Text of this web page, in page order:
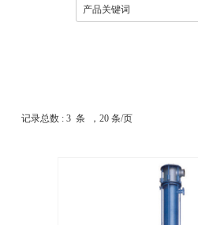
记录总数 : 3 条 ，20 条/页